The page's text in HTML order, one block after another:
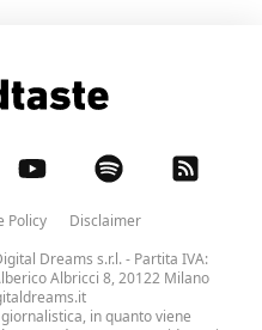
Policy
Disclaimer
Dreams s.r.l.- Partita IVA:
Albricci 8, 20122 Milano
in quanto viene